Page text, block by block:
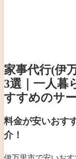
家事代行(伊
3選｜一人暮
すすめのサ
料金が安いおす
介！